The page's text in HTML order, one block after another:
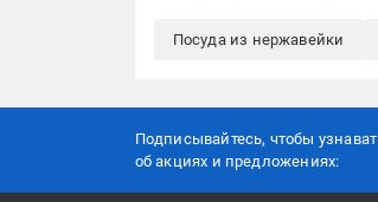
Посуда из нержавейки
Подписывайтесь, чтобы
об акцияx и предложениях: